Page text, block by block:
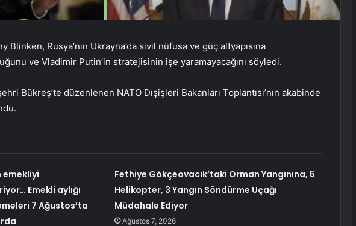
Blinken, Rusya’nın Ukrayna’da sivil nüfusa ve güç altyapısına
ve Vladimir Putin’in stratejisinin işe yaramayacağını söyledi.
Bükreş’te düzenlenen NATO Dışişleri Bakanları Toplantısı’nın akabinde
emekliyi
Emekli aylığı
7 Ağustos’ta
Fethiye Gökçeovacık’taki Orman Yangınına, 5
Helikopter, 3 Yangın Söndürme Uçağı
Müdahale Ediyor
Ağustos 7, 2026